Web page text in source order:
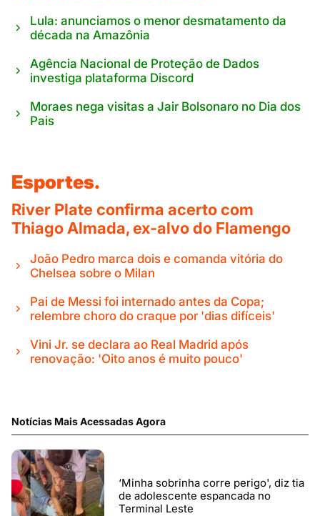
Lula: anunciamos o menor desmatamento da
década na Amazônia
Agência Nacional de Proteção de Dados
investiga plataforma Discord
Moraes nega visitas a Jair Bolsonaro no Dia dos
Pais
Esportes.
River Plate confirma acerto com
Thiago Almada, ex-alvo do Flamengo
João Pedro marca dois e comanda vitória do
Chelsea sobre o Milan
Pai de Messi foi internado antes da Copa;
relembre choro do craque por 'dias difíceis'
Vini Jr. se declara ao Real Madrid após
renovação: 'Oito anos é muito pouco'
Notícias Mais Acessadas Agora
‘Minha sobrinha corre perigo', diz tia
de adolescente espancada no
Terminal Leste